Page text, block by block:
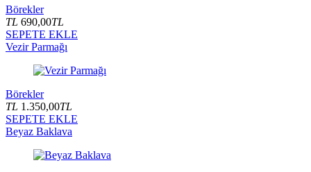
Börekler
TL 690,00TL
SEPETE EKLE
Vezir Parmağı
Börekler
TL 1.350,00TL
SEPETE EKLE
Beyaz Baklava